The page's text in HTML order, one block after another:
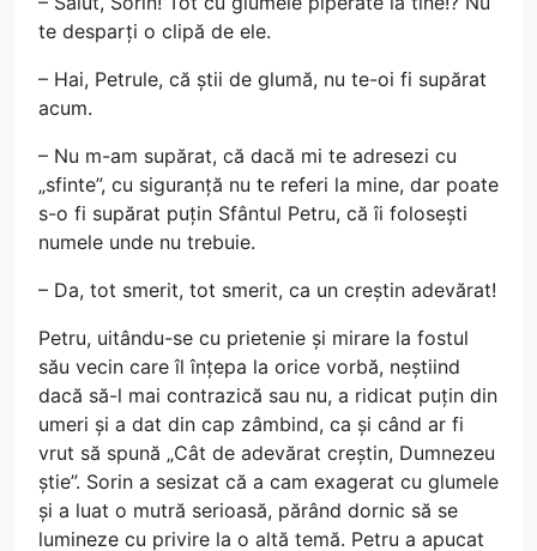
te desparți o clipă de ele.
– Hai, Petrule, că știi de glumă, nu te-oi fi supărat
acum.
– Nu m-am supărat, că dacă mi te adresezi cu
„sfinte”, cu siguranță nu te referi la mine, dar poate
s-o fi supărat puțin Sfântul Petru, că îi folosești
numele unde nu trebuie.
– Da, tot smerit, tot smerit, ca un creștin adevărat!
Petru, uitându-se cu prietenie și mirare la fostul
său vecin care îl înțepa la orice vorbă, neștiind
dacă să-l mai contrazică sau nu, a ridicat puțin din
umeri și a dat din cap zâmbind, ca și când ar fi
vrut să spună „Cât de adevărat creștin, Dumnezeu
știe”. Sorin a sesizat că a cam exagerat cu glumele
și a luat o mutră serioasă, părând dornic să se
lumineze cu privire la o altă temă. Petru a apucat